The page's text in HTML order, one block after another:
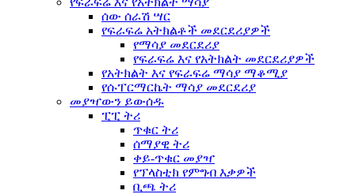
ሰው ሰራሽ ሣር
የፍራፍሬ አትክልቶች መደርደሪያዎች
የማሳያ መደርደሪያ
የፍራፍሬ እና የአትክልት መደርደሪያዎች
የአትክልት እና የፍራፍሬ ማሳያ ማቆሚያ
የሱፐርማርኬት ማሳያ መደርደሪያ
መያዣውን ይውሰዱ
ፒፒ ትሪ
ጥቁር ትሪ
ሰማያዊ ትሪ
ቀይ-ጥቁር መያዣ
የፕላስቲክ የምግብ እቃዎች
ቢጫ ትሪ